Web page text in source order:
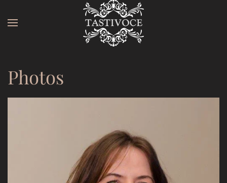
Accéder au contenu principal
Photos